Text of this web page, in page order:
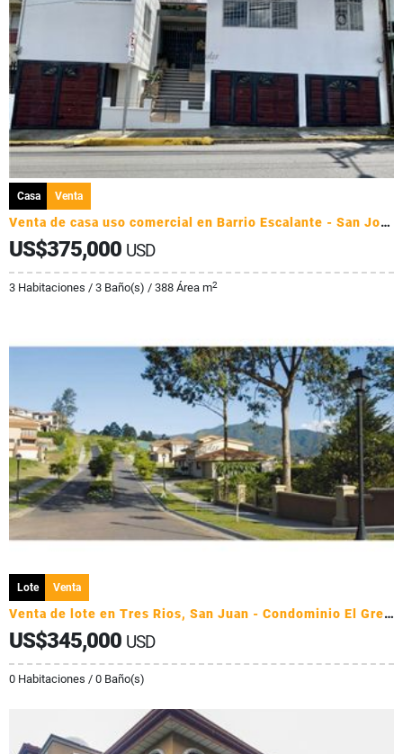
Casa Venta
Venta de casa uso comercial en Barrio Escalante - San José
US$375,000 USD
3 Habitaciones / 3 Baño(s) / 388 Área m2
Lote Venta
Venta de lote en Tres Rios, San Juan - Condominio El Gregal
US$345,000 USD
0 Habitaciones / 0 Baño(s)